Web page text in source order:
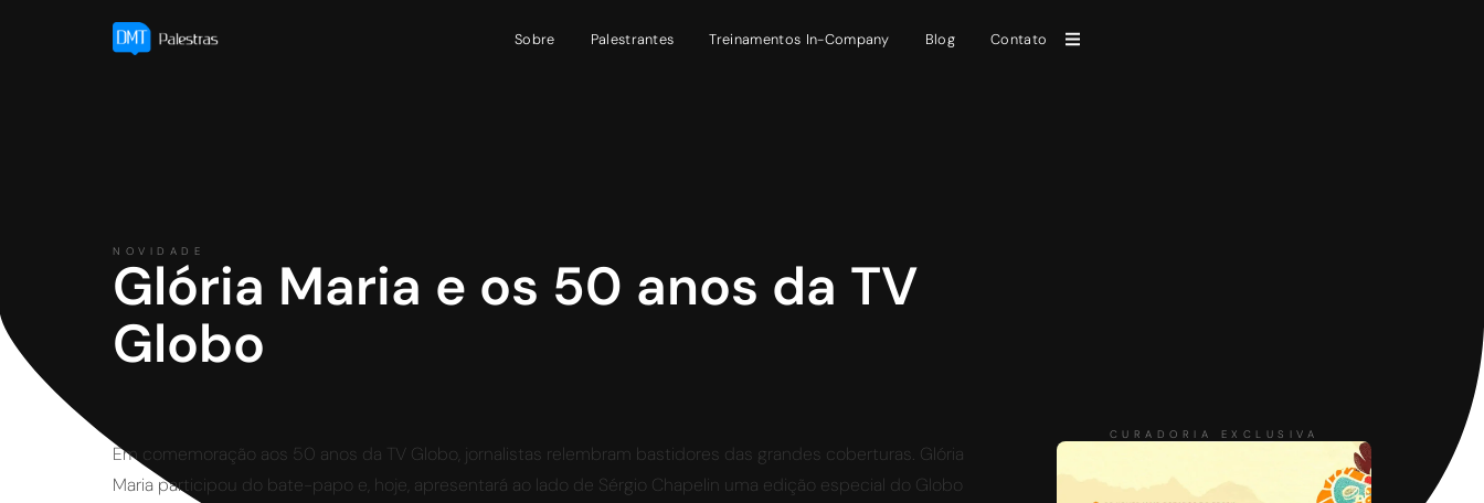
Sobre Palestrantes Treinamentos In-Company Blog Contato
NOVIDADE
Glória Maria e os 50 anos da TV
Globo
Em comemoração aos 50 anos da TV Globo, jornalistas relembram bastidores das grandes coberturas. Glória
Maria participou do bate-papo e, hoje, apresentará ao lado de Sérgio Chapelin uma edição especial do Globo
CURADORIA EXCLUSIVA